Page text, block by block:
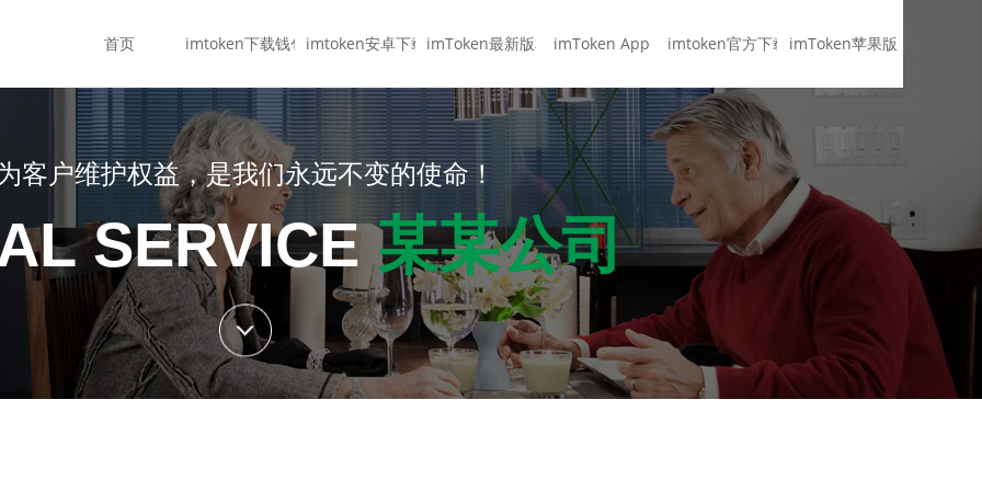
首页 imtoken下载钱包 imtoken安卓下载 imToken最新版本 imToken App imtoken官方下载 imToken苹果版
客户维护权益，是我们永远不变的使命！
SERVICE某某公司